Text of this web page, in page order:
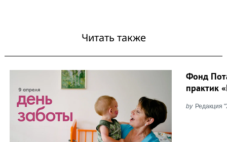
Читать также
Фонд
практик
by Редакция